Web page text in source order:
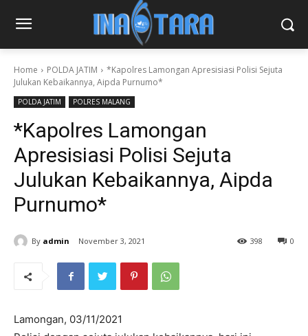
Home POLDA JATIM
*Kapolres Lamongan Apresisiasi Polisi Sejuta
Julukan Kebaikannya, Aipda Purnumo*
POLDA JATIM POLRES MALANG
*Kapolres Lamongan
Apresisiasi Polisi Sejuta
Julukan Kebaikannya, Aipda
Purnumo*
By admin November 3, 2021 0
398
Lamongan, 03/11/2021